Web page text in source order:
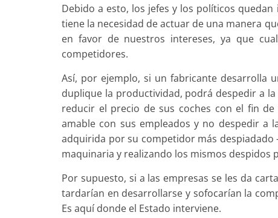
Debido a esto, los jefes y los políticos
tiene la necesidad de actuar de una manera
en favor de nuestros intereses, ya que
competidores.
Así, por ejemplo, si un fabricante desarrolla
duplique la productividad, podrá despedir a
reducir el precio de sus coches con el fin
amable con sus empleados y no despedir a
adquirida por su competidor más
maquinaria y realizando los mismos despidos
Por supuesto, si a las empresas se les da
tardarían en desarrollarse y sofocarían la
Es aquí donde el Estado interviene.